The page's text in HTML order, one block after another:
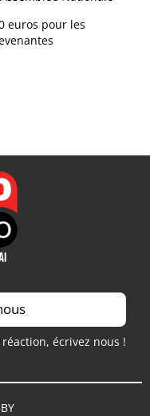
euros pour les
écrivez nous !